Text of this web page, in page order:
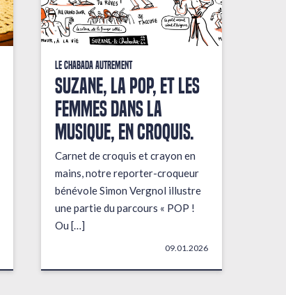
Le Chabada autrement
Suzane, la pop, et les
femmes dans la
musique, en croquis.
Carnet de croquis et crayon en
mains, notre reporter-croqueur
bénévole Simon Vergnol illustre
une partie du parcours « POP !
Ou […]
09.01.2026